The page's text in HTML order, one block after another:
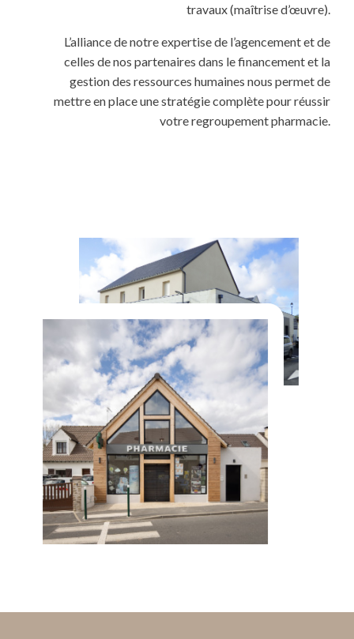
travaux (maîtrise d’œuvre).
L’alliance de notre expertise de l’agencement et de
celles de nos partenaires dans le financement et la
gestion des ressources humaines nous permet de
mettre en place une stratégie complète pour réussir
votre regroupement pharmacie.